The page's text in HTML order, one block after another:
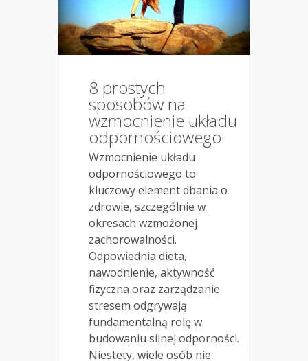
8 prostych
sposobów na
wzmocnienie układu
odpornościowego
Wzmocnienie układu
odpornościowego to
kluczowy element dbania o
zdrowie, szczególnie w
okresach wzmożonej
zachorowalności.
Odpowiednia dieta,
nawodnienie, aktywność
fizyczna oraz zarządzanie
stresem odgrywają
fundamentalną rolę w
budowaniu silnej odporności.
Niestety, wiele osób nie